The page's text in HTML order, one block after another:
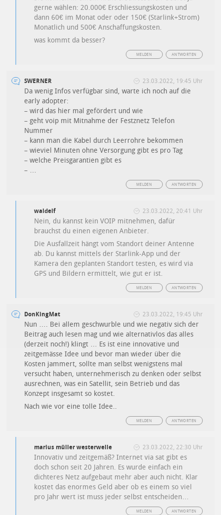
gerne wählen: 20.000€ Erschliessungskosten und
dann 60€ im Monat oder oder 150€ (Starlink+Strom)
Monatlich und 500€ Anschaffungskosten.
was kommt da besser?
ANTWORTEN
MELDEN
SWERNER 23.03.2022, 19:45 Uhr
Da wenig Infos verfügbar sind, warte ich noch auf die
early adopter:
– wird das hier mal gefördert und wie
– geht voip mit Mitnahme der Festznetz Telefon
Nummer
– kann man die Kabel durch Leerrohre bekommen
– wieviel Minuten ohne Versorgung gibt es pro Tag
– welche Preisgarantien gibt es
– …
ANTWORTEN
MELDEN
waldelf 23.03.2022, 20:41 Uhr
Nein, du kannst kein VOIP mitnehmen, dafür
brauchst du einen eigenen Anbieter.
Die Ausfallzeit hängt vom Standort deiner Antenne
ab. Du kannst mittels der Starlink-App und der
Kamera den geplanten Standort testen, es wird via
GPS und Bildern ermittelt, wie gut er ist.
ANTWORTEN
MELDEN
DonKingMat 23.03.2022, 19:45 Uhr
Nun …. Bei allem geschwurble und wie negativ sich der
Beitrag auch lesen mag und wie alternativlos das alles
(derzeit noch!) klingt … Es ist eine innovative und
zeitgemässe Idee und bevor man wieder über die
Kosten jammert, sollte man selbst wenigstens mal
versucht haben, unternehmerisch zu denken oder selbst
ausrechnen, was ein Satellit, sein Betrieb und das
Konzept insgesamt so kostet.
Nach wie vor eine tolle Idee..
ANTWORTEN
MELDEN
marius müller westerwelle 23.03.2022, 22:30 Uhr
Innovativ und zeitgemäß? Internet via sat gibt es
doch schon seit 20 Jahren. Es wurde einfach ein
dichteres Netz aufgebaut mehr aber auch nicht. Klar
kostet das enormes Geld aber ob es einem so viel
pro Jahr wert ist muss jeder selbst entscheiden…
ANTWORTEN
MELDEN